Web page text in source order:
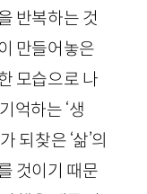
반복하는 것
만들어놓은
모습으로 나
억하는 ‘생
되찾은 ‘삶’의
것이기 때문